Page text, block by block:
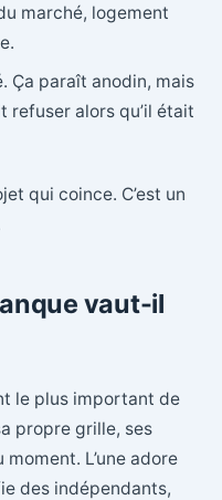
marché, logement
Ça paraît anodin, mais
refuser alors qu’il était
qui coince. C’est un
vaut-il
le plus important de
propre grille, ses
L’une adore
des indépendants,